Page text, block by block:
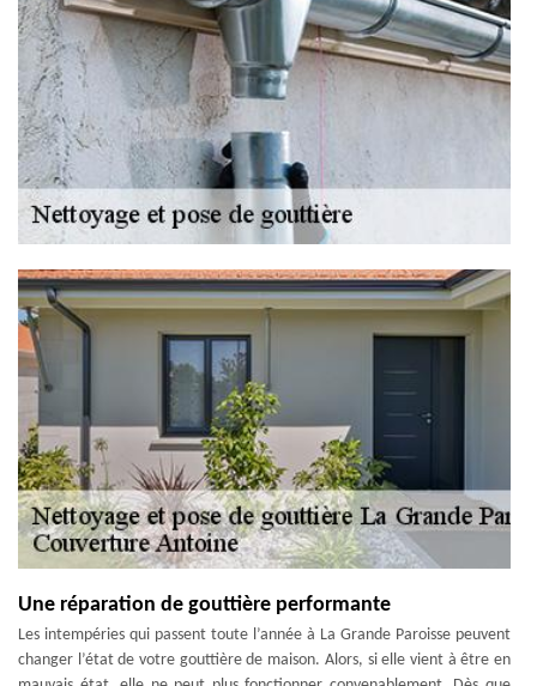
Une réparation de gouttière performante
Les intempéries qui passent toute l’année à La Grande Paroisse peuvent
changer l’état de votre gouttière de maison. Alors, si elle vient à être en